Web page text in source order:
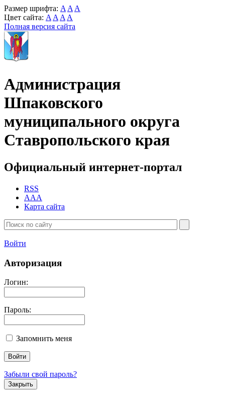
Размер шрифта: A A A
Цвет сайта: A A A A
Полная версия сайта
Администрация
Шпаковского
муниципального округа
Ставропольского края
Официальный интернет-портал
RSS
AAA
Карта сайта
Войти
Авторизация
Логин:
Пароль:
Запомнить меня
Забыли свой пароль?
Закрыть